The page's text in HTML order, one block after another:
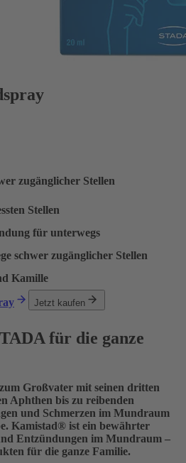
zugänglicher Stellen
Stellen
für unterwegs
schwer zugänglicher Stellen
Kamille
Jetzt kaufen
für die ganze
Großvater mit seinen dritten
Aphthen bis zu reibenden
und Schmerzen im Mundraum
Kamistad® ist ein bewährter
Entzündungen im Mundraum –
für die ganze Familie.